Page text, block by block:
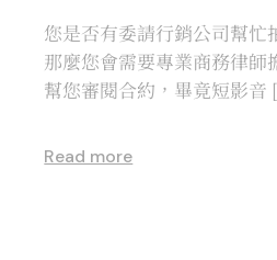
您是否有委請行銷公司幫忙
那麼您會需要專業商務律師
幫您審閱合約，畢竟短影
Read more